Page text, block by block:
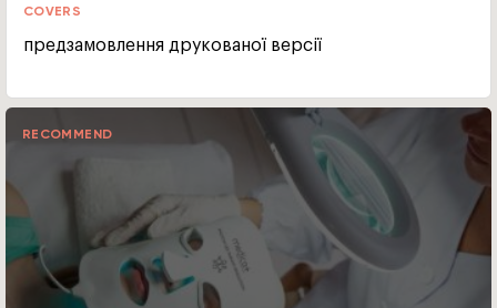
COVERS
предзамовлення друкованої версії
RECOMMEND